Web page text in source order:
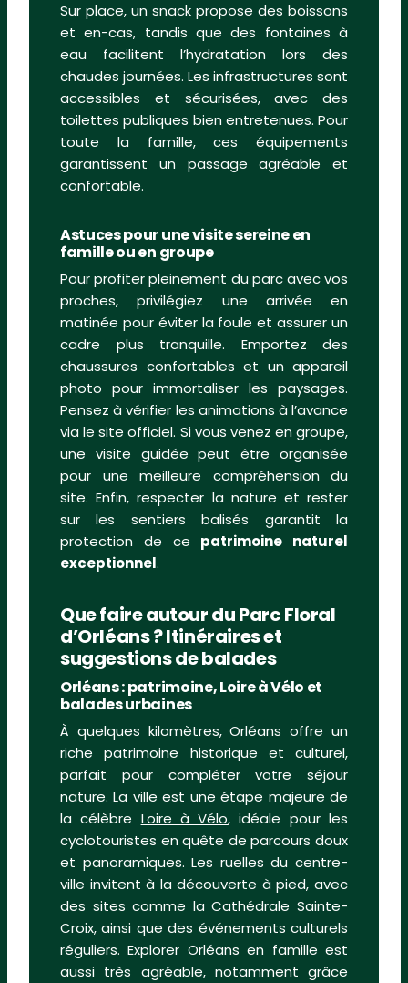
Sur place, un snack propose des boissons
et en-cas, tandis que des fontaines à
eau facilitent l’hydratation lors des
chaudes journées. Les infrastructures sont
accessibles et sécurisées, avec des
toilettes publiques bien entretenues. Pour
toute la famille, ces équipements
garantissent un passage agréable et
confortable.
Astuces pour une visite sereine en
famille ou en groupe
Pour profiter pleinement du parc avec vos
proches, privilégiez une arrivée en
matinée pour éviter la foule et assurer un
cadre plus tranquille. Emportez des
chaussures confortables et un appareil
photo pour immortaliser les paysages.
Pensez à vérifier les animations à l’avance
via le site officiel. Si vous venez en groupe,
une visite guidée peut être organisée
pour une meilleure compréhension du
site. Enfin, respecter la nature et rester
sur les sentiers balisés garantit la
protection de ce patrimoine naturel
exceptionnel.
Que faire autour du Parc Floral
d’Orléans ? Itinéraires et
suggestions de balades
Orléans : patrimoine, Loire à Vélo et
balades urbaines
À quelques kilomètres, Orléans offre un
riche patrimoine historique et culturel,
parfait pour compléter votre séjour
nature. La ville est une étape majeure de
la célèbre Loire à Vélo, idéale pour les
cyclotouristes en quête de parcours doux
et panoramiques. Les ruelles du centre-
ville invitent à la découverte à pied, avec
des sites comme la Cathédrale Sainte-
Croix, ainsi que des événements culturels
réguliers. Explorer Orléans en famille est
aussi très agréable, notamment grâce